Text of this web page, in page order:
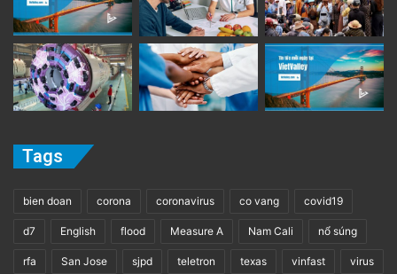
Tags
bien doan corona coronavirus co vang covid19
d7 English flood Measure A Nam Cali nổ súng
rfa San Jose sjpd teletron texas vinfast virus